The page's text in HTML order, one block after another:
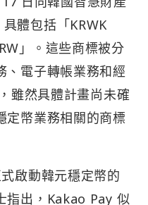
體包括「KRWK
」。這些商標被分
、電子轉帳業務和經
雖然具體計畫尚未確
定幣業務相關的商標
啟動韓元穩定幣的
指出，Kakao Pay 似